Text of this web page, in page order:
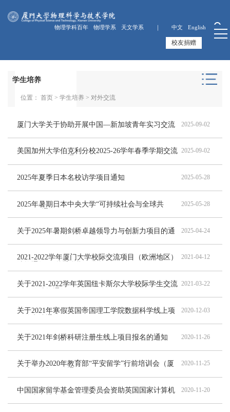
物理学科百年 物理学系 天文学系 ｜ 中文 English
校友捐赠
学生培养
位置： 首页> 学生培养 > 对外交流
厦门大学关于协助开展中国—新加坡青年实习交流
2025-09-02
美国加州大学伯克利分校2025-26学年春季学期交流 2025-09-02
2025年夏季日本名校访学项目通知 2025-05-28
2025年暑期日本中央大学“可持续社会与全球共
2025-05-28
关于2025年暑期剑桥卓越领导力与创新力项目的通
2025-04-24
2021-2022学年厦门大学校际交流项目（欧洲地区）
2021-04-12
关于2021-2022学年英国纽卡斯尔大学校际学生交流 2021-03-22
关于2021年寒假英国帝国理工学院数据科学线上项
2020-12-03
关于2021年剑桥科研注册生线上项目报名的通知 2020-11-26
关于举办2020年教育部“平安留学”行前培训会（厦
2020-11-25
中国国家留学基金管理委员会资助英国国家计算机
2020-11-20